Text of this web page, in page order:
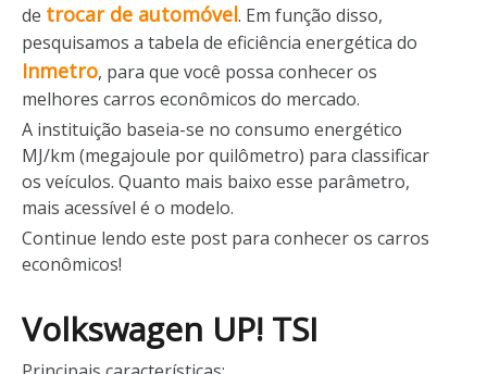
de trocar de automóvel. Em função disso,
pesquisamos a tabela de eficiência energética do
Inmetro, para que você possa conhecer os
melhores carros econômicos do mercado.
A instituição baseia-se no consumo energético
MJ/km (megajoule por quilômetro) para classificar
os veículos. Quanto mais baixo esse parâmetro,
mais acessível é o modelo.
Continue lendo este post para conhecer os carros
econômicos!
Volkswagen UP! TSI